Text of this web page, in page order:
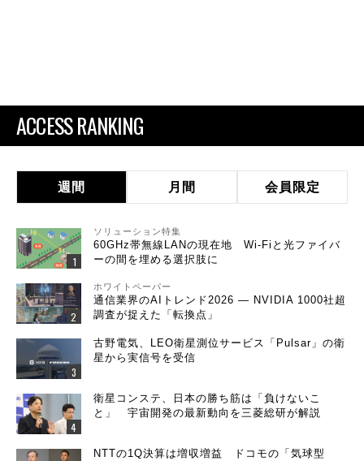
ACCESS RANKING
週間 月間 会員限定
ソリューション特集
60GHz帯無線LANの現在地 Wi-Fiと光ファイバ
ーの間を埋める選択肢に
ホワイトペーパー
通信業界のAIトレンド2026 ― NVIDIA 1000社超
調査が捉えた「転換点」
古野電気、LEO衛星測位サービス「Pulsar」の衛
星から実信号を受信
衛星コンステ、日本の勝ち筋は「負けないこ
と」 宇宙開発の最新動向を三菱総研が解説
NTTの1Q決算は増収増益 ドコモの「気球型